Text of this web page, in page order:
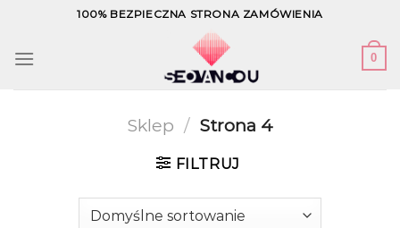
content
100% BEZPIECZNA STRONA ZAMÓWIENIA
0
Sklep / Strona 4
FILTRUJ